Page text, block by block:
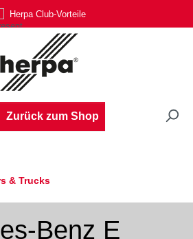
Herpa Club-Vorteile
Zurück zum Shop
& Trucks
Benz E